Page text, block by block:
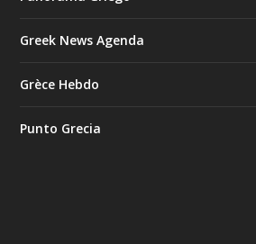
Greek News Agenda
Grèce Hebdo
Punto Grecia